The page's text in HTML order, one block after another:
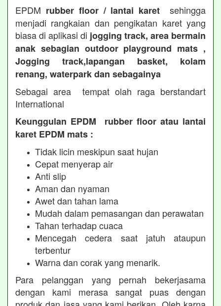
EPDM rubber floor / lantai karet sehingga
menjadi rangkaian dan pengikatan karet yang
biasa di aplikasi di jogging track, area bermain
anak sebagian outdoor playground mats ,
Jogging track,lapangan basket, kolam
renang, waterpark dan sebagainya
Sebagai area tempat olah raga berstandart
International
Keunggulan EPDM rubber floor atau lantai
karet EPDM mats :
Tidak licin meskipun saat hujan
Cepat menyerap air
Anti slip
Aman dan nyaman
Awet dan tahan lama
Mudah dalam pemasangan dan perawatan
Tahan terhadap cuaca
Mencegah cedera saat jatuh ataupun
terbentur
Warna dan corak yang menarik.
Para pelanggan yang pernah bekerjasama
dengan kami merasa sangat puas dengan